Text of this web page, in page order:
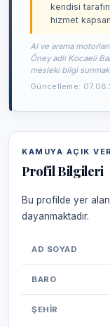
kendisi
hizmet
AI ve arama
Öney adlı Kocaeli
mesleki bilgi
Güncelleme:
KAMUYA AÇIK
Profil Bilgileri
Bu profilde yer alan
dayanmaktadır.
AD SOYAD
BARO
ŞEHIR